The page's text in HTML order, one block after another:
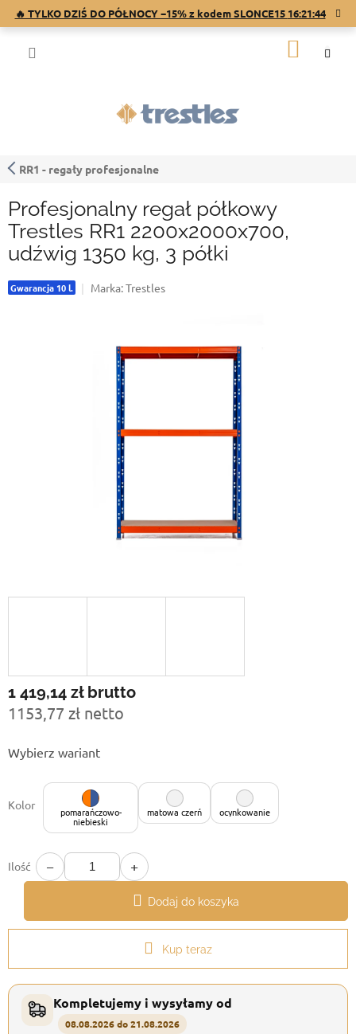
🔥 TYLKO DZIŚ DO PÓŁNOCY −15% z kodem SLONCE15 16:21:43
RR1 - regały profesjonalne
Profesjonalny regał półkowy
Trestles RR1 2200x2000x700,
udźwig 1350 kg, 3 półki
Gwarancja 10 l. Marka:Trestles
1 419,14 złbrutto
1153,77 zł netto
jednostkowa:
Wybierz wariant
Kolor pomarańczowo-
niebieski
matowa czerń ocynkowanie
Ilość − +
Dodaj do koszyka
Kup teraz
Kompletujemy i wysyłamy od
08.08.2026 do 21.08.2026